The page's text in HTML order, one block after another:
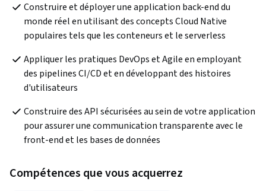
Construire et déployer une application back-end du
monde réel en utilisant des concepts Cloud Native
populaires tels que les conteneurs et le serverless
Appliquer les pratiques DevOps et Agile en employant
des pipelines CI/CD et en développant des histoires
d'utilisateurs
Construire des API sécurisées au sein de votre application
pour assurer une communication transparente avec le
front-end et les bases de données
Compétences que vous acquerrez